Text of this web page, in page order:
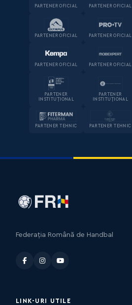
PARTENER OFICIAL PARTENER OFICIAL
PARTENER OFICIAL PARTENER OFICIAL
PARTENER OFICIAL PARTENER OFICIAL
PARTENER
INSTITUȚIONAL
PARTENER
INSTITUȚIONAL
PARTENER TEHNIC PARTENER TEHNIC
Federația Română de Handbal
LINK-URI UTILE